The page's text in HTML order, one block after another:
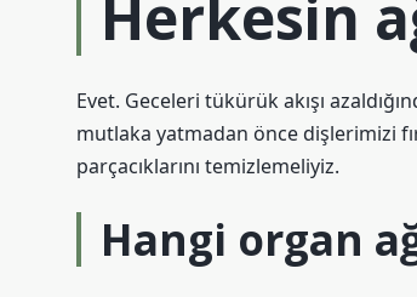
Herkesin
Evet. Geceleri tükürük akışı
mutlaka yatmadan önce dişlerimizi
parçacıklarını temizlemeliyiz.
Hangi organ